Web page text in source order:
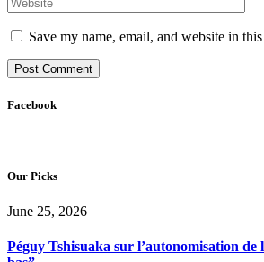
Save my name, email, and website in
Facebook
Our Picks
June 25, 2026
Péguy Tshisuaka sur l’autonomisation